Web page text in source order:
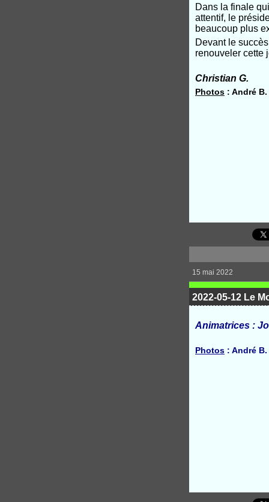
Dans la finale
attentif, le
beaucoup plus
Devant le
renouveler cette
Christian G.
Photos : André B.
15 mai 2022
2022-05-12 Le
Animatrices :
Photos : André B.